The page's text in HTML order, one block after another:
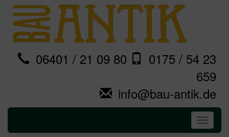
06401 / 21 09 80
0175 / 54 23
659
info@bau-antik.de
Toggle